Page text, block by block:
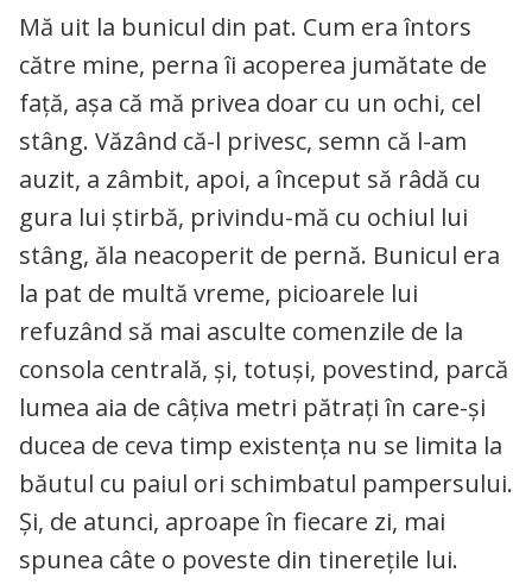
Mă uit la bunicul din pat. Cum era întors
către mine, perna îi acoperea jumătate de
faţă, aşa că mă privea doar cu un ochi, cel
stâng. Văzând că-l privesc, semn că l-am
auzit, a zâmbit, apoi, a început să râdă cu
gura lui ştirbă, privindu-mă cu ochiul lui
stâng, ăla neacoperit de pernă. Bunicul era
la pat de multă vreme, picioarele lui
refuzând să mai asculte comenzile de la
consola centrală, şi, totuşi, povestind, parcă
lumea aia de câţiva metri pătraţi în care-şi
ducea de ceva timp existenţa nu se limita la
băutul cu paiul ori schimbatul pampersului.
Şi, de atunci, aproape în fiecare zi, mai
spunea câte o poveste din tinereţile lui.